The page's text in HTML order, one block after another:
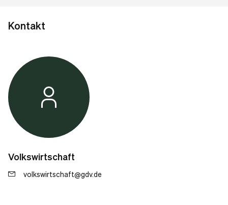
Kontakt
Volkswirtschaft
volkswirtschaft@gdv.de